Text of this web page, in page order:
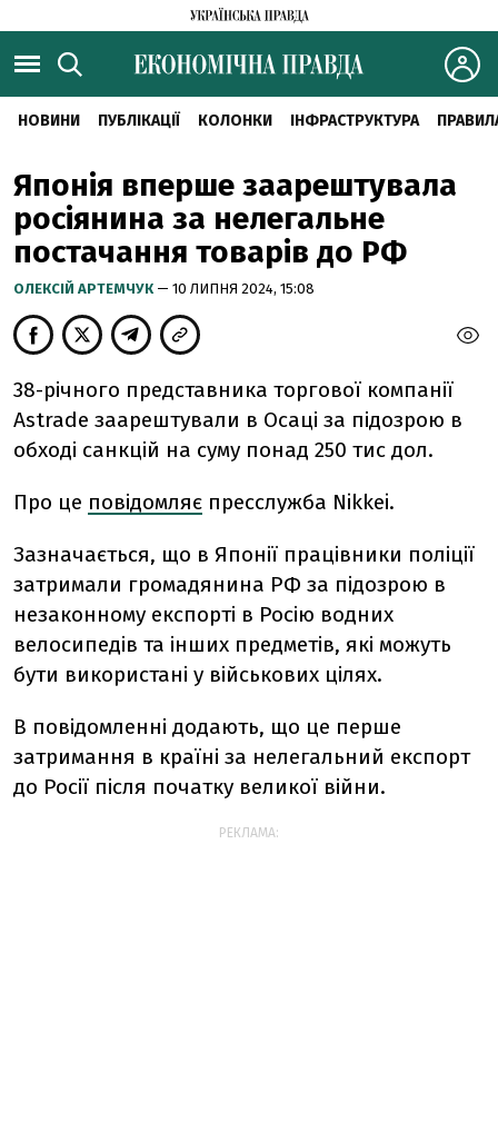
НОВИНИ ПУБЛІКАЦІЇ КОЛОНКИ ІНФРАСТРУКТУРА
Японія вперше заарештувала
росіянина за нелегальне
постачання товарів до РФ
ОЛЕКСІЙ АРТЕМЧУК — 10 ЛИПНЯ 2024, 15:08
38-річного представника торгової компанії
Astrade заарештували в Осаці за підозрою в
обході санкцій на суму понад 250 тис дол.
Про це повідомляє пресслужба Nikkei.
Зазначається, що в Японії працівники поліції
затримали громадянина РФ за підозрою в
незаконному експорті в Росію водних
велосипедів та інших предметів, які можуть
бути використані у військових цілях.
В повідомленні додають, що це перше
затримання в країні за нелегальний експорт
до Росії після початку великої війни.
РЕКЛАМА: